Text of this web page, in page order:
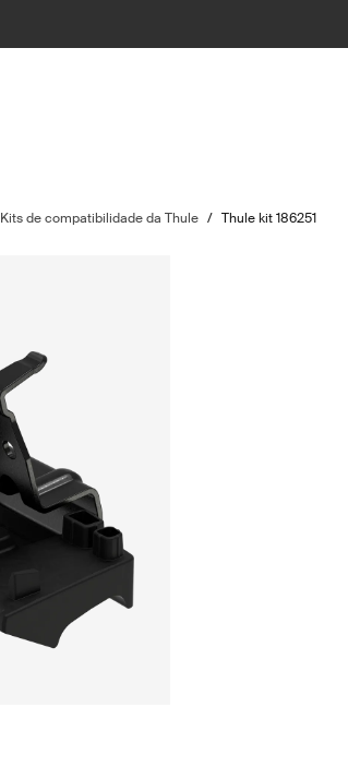
Kits de compatibilidade da Thule / Thule kit 186251